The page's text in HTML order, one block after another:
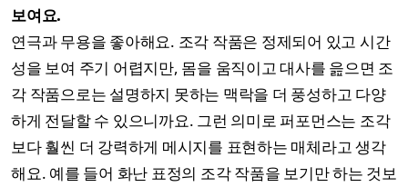
보여요.
연극과 무용을 좋아해요. 조각 작품은 정제되어 있고 시간
성을 보여 주기 어렵지만, 몸을 움직이고 대사를 읊으면 조
각 작품으로는 설명하지 못하는 맥락을 더 풍성하고 다양
하게 전달할 수 있으니까요. 그런 의미로 퍼포먼스는 조각
보다 훨씬 더 강력하게 메시지를 표현하는 매체라고 생각
해요. 예를 들어 화난 표정의 조각 작품을 보기만 하는 것보